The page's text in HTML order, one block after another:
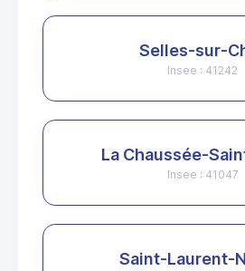
Selles-sur-
Insee : 41242
La Chaussée-
Insee : 41047
Saint-Laurent-